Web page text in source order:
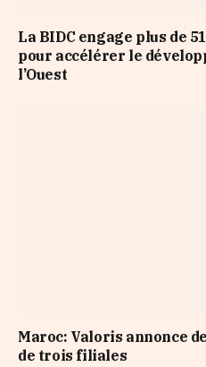
La BIDC engage plus de
pour accélérer le
l’Ouest
Maroc: Valoris annonce
de trois filiales